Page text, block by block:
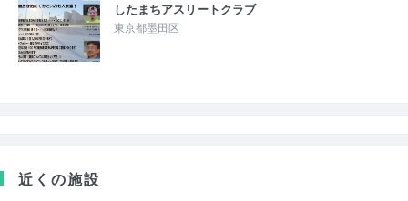
したまちアスリートクラブ
東京都墨田区
近くの施設